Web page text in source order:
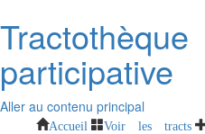
Tractothèque
participative
Aller au contenu principal
Accueil Voir les tracts